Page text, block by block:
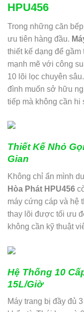
HPU456
Trong những căn
ưu tiên hàng đầu.
thiết kế dạng để
mạnh mẽ với công
10 lõi lọc chuyên
đình muốn sở hữu
tiếp mà không cần hi
Thiết Kế Nhỏ
Gian
Không chỉ ẩn mình
Hòa Phát HPU456
máy cứng cáp và hệ
thay lõi được tối ưu
không cần kỹ thuật
Hệ Thống 10
15L/Giờ
Máy trang bị đầy đủ